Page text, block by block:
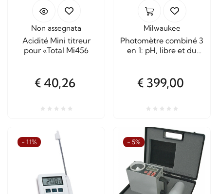
Non assegnata
Acidité Mini titreur
pour «Total Mi456
€ 40,26
Milwaukee
Photomètre combiné 3
en 1: pH, libre et du
€ 399,00
- 11% - 5%